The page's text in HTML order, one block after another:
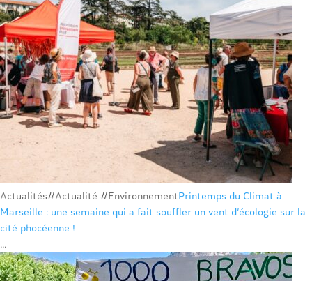
Actualités#Actualité #EnvironnementPrintemps du Climat à
Marseille : une semaine qui a fait souffler un vent d’écologie sur la
cité phocéenne !
...